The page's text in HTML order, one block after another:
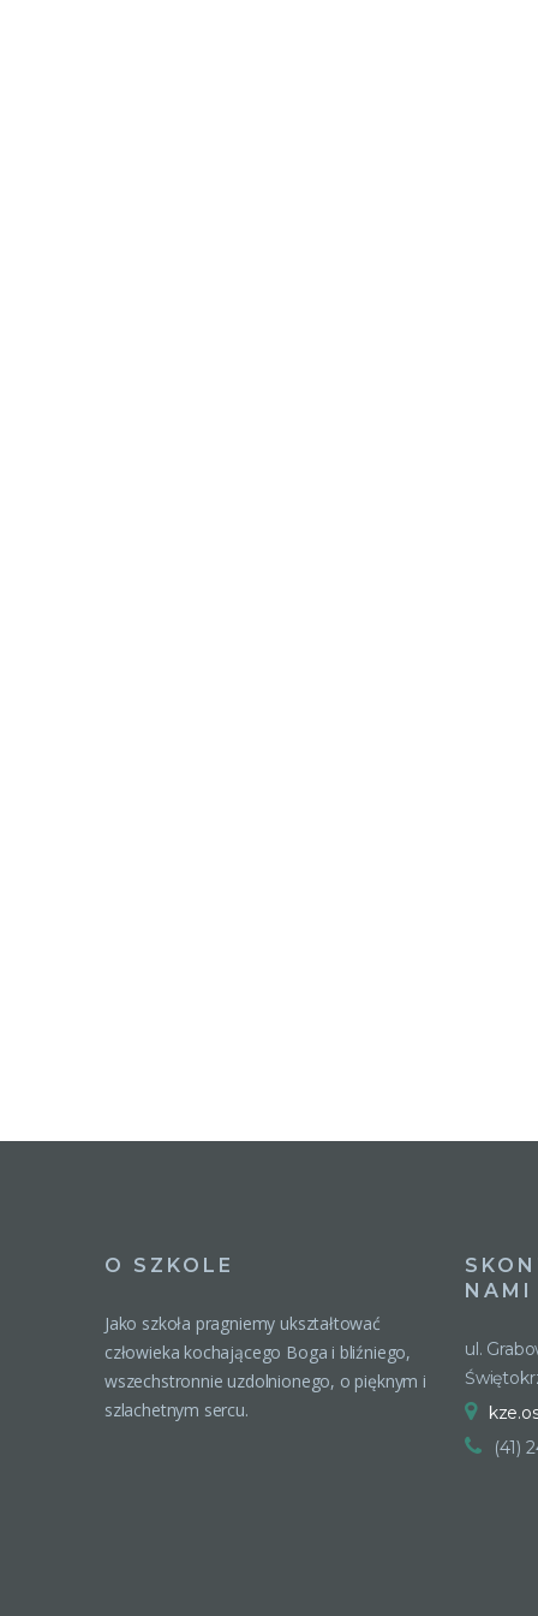
O SZKOLE
Jako szkoła pragniemy ukształtować
człowieka kochającego Boga i bliźniego,
wszechstronnie uzdolnionego, o pięknym i
szlachetnym sercu.
NAMI
ul.
(41)